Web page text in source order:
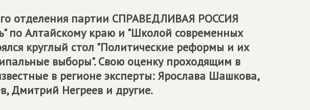
отделения партии СПРАВЕДЛИВАЯ РОССИЯ
по Алтайскому краю и "Школой современных
круглый стол "Политические реформы и их
выборы". Свою оценку проходящим в
в регионе эксперты: Ярослава Шашкова,
Дмитрий Негреев и другие.